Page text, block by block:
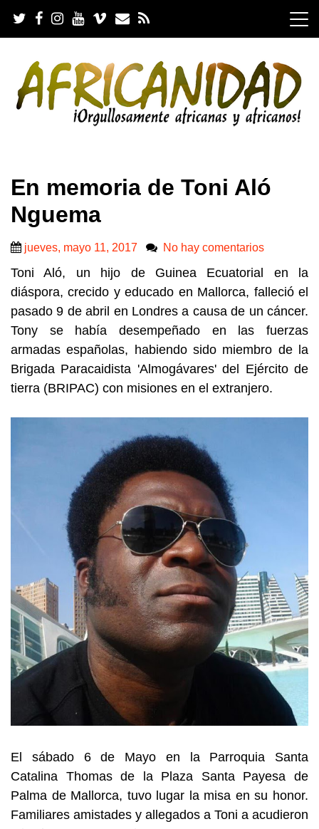
i
En memoria de Toni Aló
Nguema
jueves, mayo 11, 2017 No hay comentarios
Toni Aló, un hijo de Guinea Ecuatorial en la
diáspora, crecido y educado en Mallorca, falleció el
pasado 9 de abril en Londres a causa de un cáncer.
Tony se había desempeñado en las fuerzas
armadas españolas, habiendo sido miembro de la
Brigada Paracaidista 'Almogávares' del Ejército de
tierra (BRIPAC) con misiones en el extranjero.
El sábado 6 de Mayo en la Parroquia Santa
Catalina Thomas de la Plaza Santa Payesa de
Palma de Mallorca, tuvo lugar la misa en su honor.
Familiares amistades y allegados a Toni a acudieron